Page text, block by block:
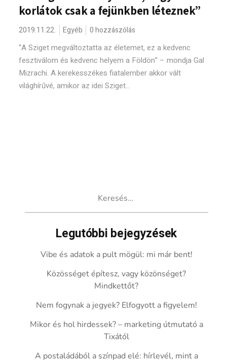
korlátok csak a fejünkben léteznek”
2019.11.22. Egyéb 0 hozzászólás
“A Sziget megváltoztatta az életemet, ez a kedvenc
fesztiválom és kedvenc helyem a Földön” – mondja Gal
Mizrachi. A kerekesszékes fiatalember akkor vált
világhírűvé, amikor az idei Sziget...
Legutóbbi bejegyzések
Vibe és adatok a pult mögül: mi már bent!
Közösséget építesz, vagy közönséget?
Mindkettőt?
Nem fogynak a jegyek? Elfogyott a figyelem!
Mikor és hol hirdessek? – marketing útmutató a
Tixától
A postaládából a színpad elé: hírlevél, mint a